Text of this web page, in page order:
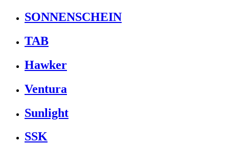
SONNENSCHEIN
TAB
Hawker
Ventura
Sunlight
SSK